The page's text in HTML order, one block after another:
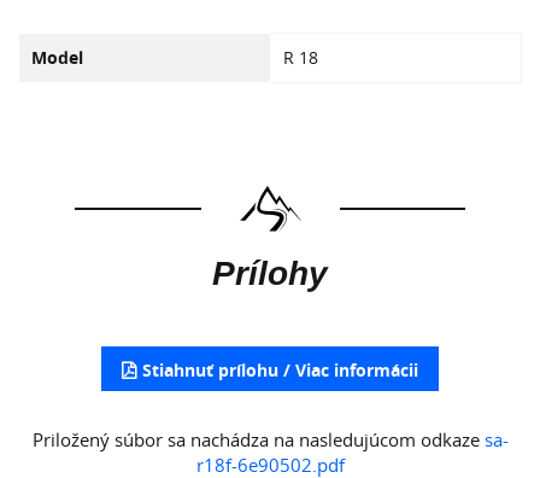
Model R 18
Prílohy
Stiahnuť prílohu
Priložený súbor sa nachádza na nasledujúcom odkaze sa-
r18f-6e90502.pdf